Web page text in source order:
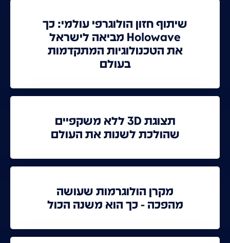
שיתוף חזון הולוגרפי עולמי: כך
Holowave מביאה לישראל
את הטכנולוגיות המתקדמות
בעולם
תצוגת 3D ללא משקפיים
שהולכת לשנות את העולם
מקרן הולוגרמות שעושה
מהפכה - כך הוא משנה הכול